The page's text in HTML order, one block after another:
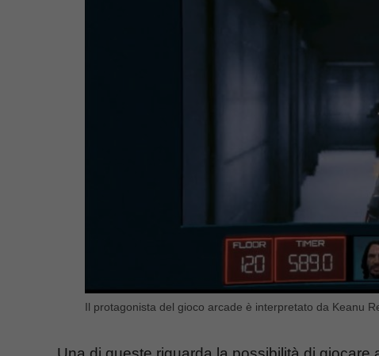
Il protagonista del gioco arcade è interpretato da Keanu